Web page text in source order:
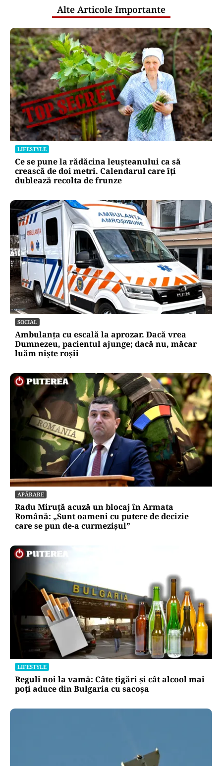
Alte Articole Importante
LIFESTYLE
Ce se pune la rădăcina leușteanului ca să
crească de doi metri. Calendarul care îți
dublează recolta de frunze
SOCIAL
Ambulanța cu escală la aprozar. Dacă vrea
Dumnezeu, pacientul ajunge; dacă nu, măcar
luăm niște roșii
APĂRARE
Radu Miruță acuză un blocaj în Armata
Română: „Sunt oameni cu putere de decizie
care se pun de-a curmezișul”
LIFESTYLE
Reguli noi la vamă: Câte țigări și cât alcool mai
poți aduce din Bulgaria cu sacoșa